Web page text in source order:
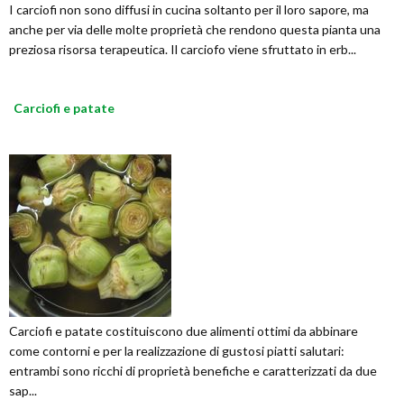
I carciofi non sono diffusi in cucina soltanto per il loro sapore, ma
anche per via delle molte proprietà che rendono questa pianta una
preziosa risorsa terapeutica. Il carciofo viene sfruttato in erb...
Carciofi e patate
Carciofi e patate costituiscono due alimenti ottimi da abbinare
come contorni e per la realizzazione di gustosi piatti salutari:
entrambi sono ricchi di proprietà benefiche e caratterizzati da due
sap...